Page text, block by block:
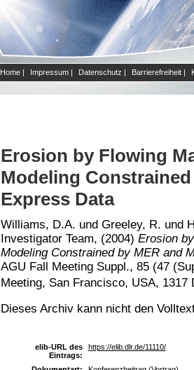
Home | Impressum | Datenschutz | Barrierefreiheit |
Erosion by Flowing
Modeling
Express Data
Williams, D.A. und Greeley, R. und
Investigator Team, (2004) Erosion
Modeling Constrained by MER and
AGU Fall Meeting Suppl., 85 (47
Meeting, San Francisco, USA, 1317
Dieses Archiv kann nicht den
elib-URL des
Eintrags:
https://elib.dlr.de/11110/